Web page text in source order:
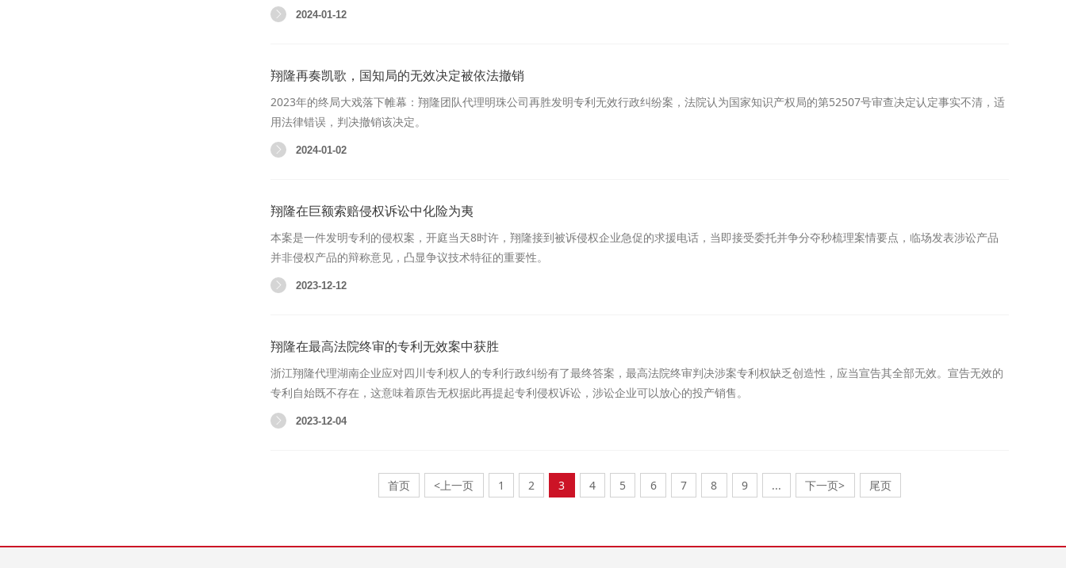
2024-01-12
翔隆再奏凯歌，国知局的无效决定被依法撤销
2024-01-02
2023年的终局大戏落下帷幕：翔隆团队代理明珠公司再胜发明专利无效行政纠纷案，法院认为国家知识产权局的第52507号审查决定认定事实不清，适
用法律错误，判决撤销该决定。
翔隆在巨额索赔侵权诉讼中化险为夷
2023-12-12
本案是一件发明专利的侵权案，开庭当天8时许，翔隆接到被诉侵权企业急促的求援电话，当即接受委托并争分夺秒梳理案情要点，临场发表涉讼产品
并非侵权产品的辩称意见，凸显争议技术特征的重要性。
翔隆在最高法院终审的专利无效案中获胜
2023-12-04
浙江翔隆代理湖南企业应对四川专利权人的专利行政纠纷有了最终答案，最高法院终审判决涉案专利权缺乏创造性，应当宣告其全部无效。宣告无效的
专利自始既不存在，这意味着原告无权据此再提起专利侵权诉讼，涉讼企业可以放心的投产销售。
首页 <上一页 1 2 3 4 5 6 7 8 9 ... 下一页> 尾页